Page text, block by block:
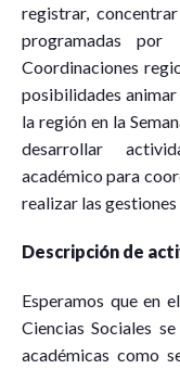
registrar,
programadas por
Coordinaciones
posibilidades
la región en la
desarrollar
académico para
realizar las gestiones
Descripción de
Esperamos que en
Ciencias Sociales
académicas como